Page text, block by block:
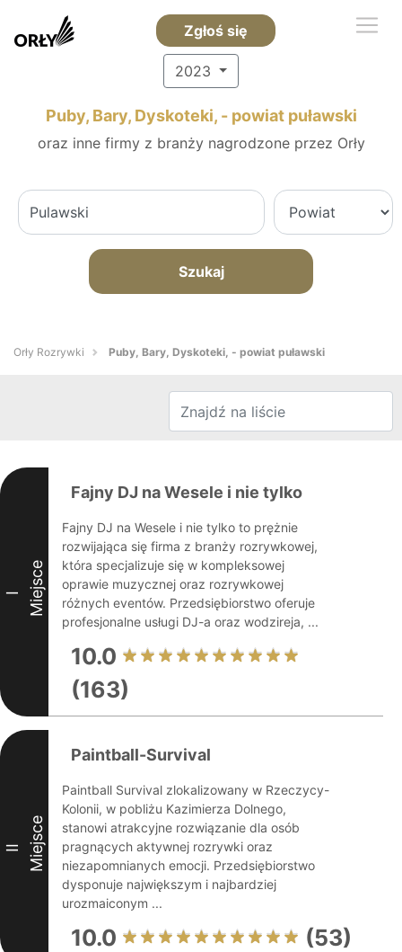
Zgłoś się
2023
Puby, Bary, Dyskoteki, - powiat puławski
oraz inne firmy z branży nagrodzone przez Orły
Szukaj
Orły Rozrywki Puby, Bary, Dyskoteki, - powiat puławski
I Miejsce
Fajny DJ na Wesele i nie tylko
Fajny DJ na Wesele i nie tylko to prężnie
rozwijająca się firma z branży rozrywkowej,
która specjalizuje się w kompleksowej
oprawie muzycznej oraz rozrywkowej
różnych eventów. Przedsiębiorstwo oferuje
profesjonalne usługi DJ-a oraz wodzireja, ...
10.0
(163)
II Miejsce
Paintball-Survival
Paintball Survival zlokalizowany w Rzeczycy-
Kolonii, w pobliżu Kazimierza Dolnego,
stanowi atrakcyjne rozwiązanie dla osób
pragnących aktywnej rozrywki oraz
niezapomnianych emocji. Przedsiębiorstwo
dysponuje największym i najbardziej
urozmaiconym ...
10.0 (53)